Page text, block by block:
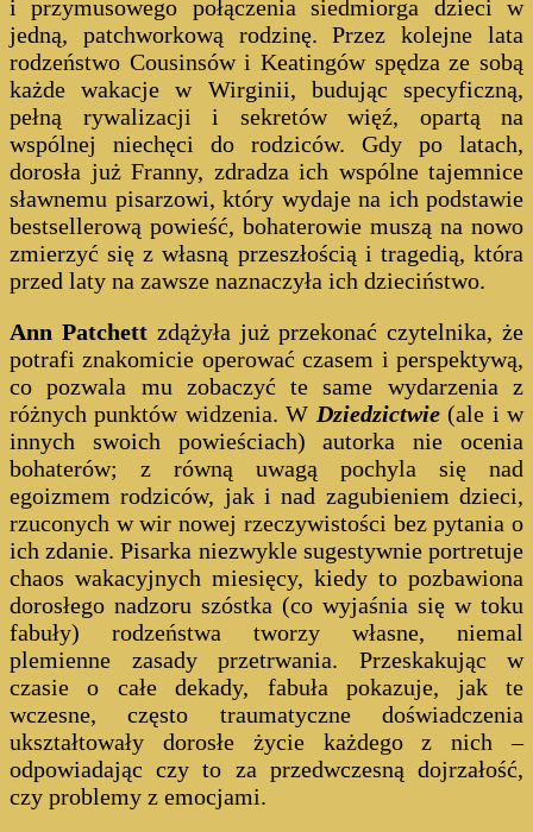
i przymusowego połączenia siedmiorga dzieci w
jedną, patchworkową rodzinę. Przez kolejne lata
rodzeństwo Cousinsów i Keatingów spędza ze sobą
każde wakacje w Wirginii, budując specyficzną,
pełną rywalizacji i sekretów więź, opartą na
wspólnej niechęci do rodziców. Gdy po latach,
dorosła już Franny, zdradza ich wspólne tajemnice
sławnemu pisarzowi, który wydaje na ich podstawie
bestsellerową powieść, bohaterowie muszą na nowo
zmierzyć się z własną przeszłością i tragedią, która
przed laty na zawsze naznaczyła ich dzieciństwo.
Ann Patchett zdążyła już przekonać czytelnika, że
potrafi znakomicie operować czasem i perspektywą,
co pozwala mu zobaczyć te same wydarzenia z
różnych punktów widzenia. W Dziedzictwie(ale i w
innych swoich powieściach) autorka nie ocenia
bohaterów; z równą uwagą pochyla się nad
egoizmem rodziców, jak i nad zagubieniem dzieci,
rzuconych w wir nowej rzeczywistości bez pytania o
ich zdanie. Pisarka niezwykle sugestywnie portretuje
chaos wakacyjnych miesięcy, kiedy to pozbawiona
dorosłego nadzoru szóstka (co wyjaśnia się w toku
fabuły) rodzeństwa tworzy własne, niemal
plemienne zasady przetrwania. Przeskakując w
czasie o całe dekady, fabuła pokazuje, jak te
wczesne, często traumatyczne doświadczenia
ukształtowały dorosłe życie każdego z nich –
odpowiadając czy to za przedwczesną dojrzałość,
czy problemy z emocjami.